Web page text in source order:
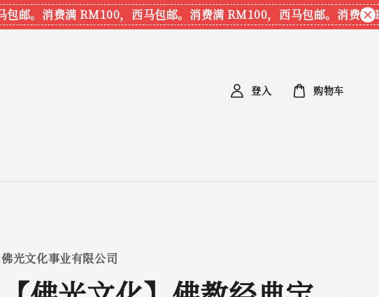
。消费满 RM100，西马包邮。消费满 RM100，西马包邮。消费满
登入 购物车
佛光文化事业有限公司